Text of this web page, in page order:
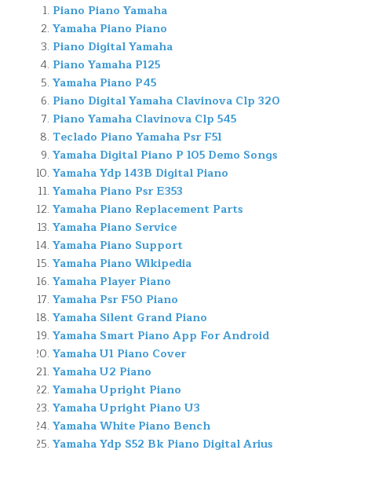
Piano Piano Yamaha
Yamaha Piano Piano
Piano Digital Yamaha
Piano Yamaha P125
Yamaha Piano P45
Piano Digital Yamaha Clavinova Clp 320
Piano Yamaha Clavinova Clp 545
Teclado Piano Yamaha Psr F51
Yamaha Digital Piano P 105 Demo Songs
Yamaha Ydp 143B Digital Piano
Yamaha Piano Psr E353
Yamaha Piano Replacement Parts
Yamaha Piano Service
Yamaha Piano Support
Yamaha Piano Wikipedia
Yamaha Player Piano
Yamaha Psr F50 Piano
Yamaha Silent Grand Piano
Yamaha Smart Piano App For Android
Yamaha U1 Piano Cover
Yamaha U2 Piano
Yamaha Upright Piano
Yamaha Upright Piano U3
Yamaha White Piano Bench
Yamaha Ydp S52 Bk Piano Digital Arius